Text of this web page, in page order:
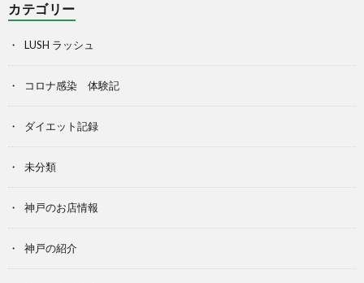
カテゴリー
LUSH ラッシュ
コロナ感染 体験記
ダイエット記録
未分類
神戸のお店情報
神戸の紹介